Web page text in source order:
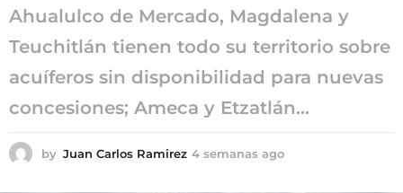
Ahualulco de Mercado, Magdalena y
Teuchitlán tienen todo su territorio sobre
acuíferos sin disponibilidad para nuevas
concesiones; Ameca y Etzatlán...
by Juan Carlos Ramirez 4 semanas ago